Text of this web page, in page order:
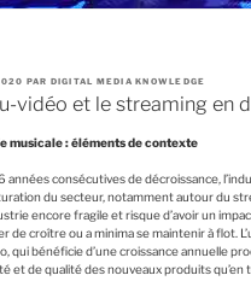
PAR DIGITAL MEDIA KNOWLEDGE
vidéo et le streaming en
musicale : éléments de contexte
années consécutives de décroissance,
du secteur, notamment autour du
encore fragile et risque d’avoir un
de croître ou a minima se maintenir à flot.
qui bénéficie d’une croissance annuelle
et de qualité des nouveaux produits qu’en